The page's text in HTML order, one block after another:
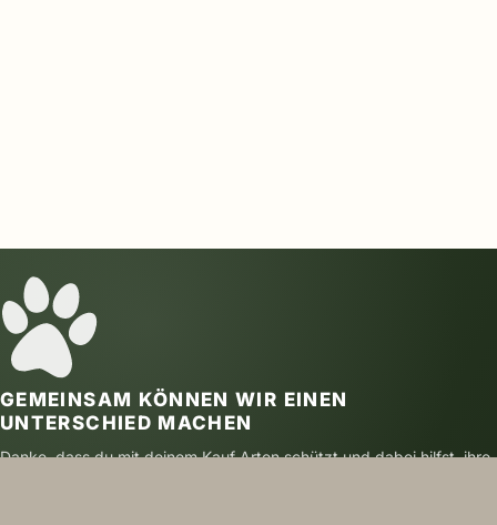
GEMEINSAM KÖNNEN WIR EINEN
UNTERSCHIED MACHEN
Danke, dass du mit deinem Kauf Arten schützt und dabei hilfst, ihre